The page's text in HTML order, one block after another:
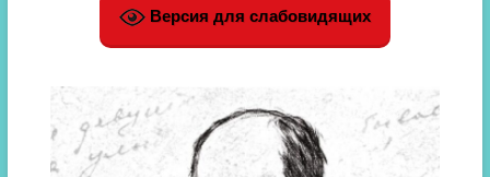
Версия для слабовидящих